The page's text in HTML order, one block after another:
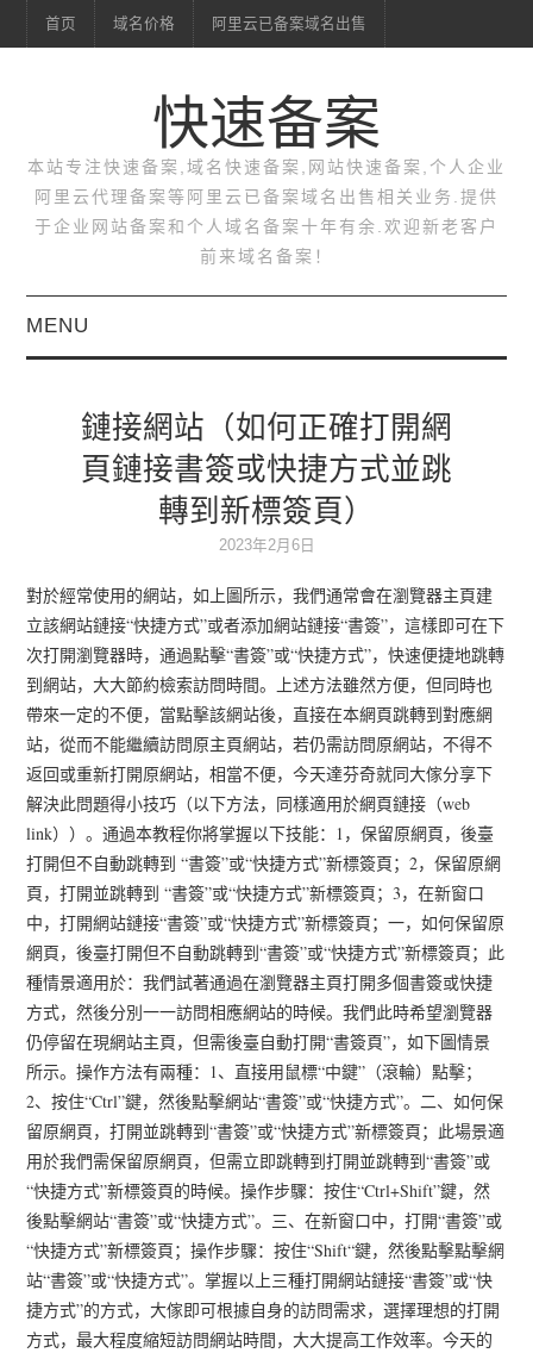
首页 域名价格 阿里云已备案域名出售
快速备案
本站专注快速备案,域名快速备案,网站快速备案,个人企业
阿里云代理备案等阿里云已备案域名出售相关业务.提供
于企业网站备案和个人域名备案十年有余.欢迎新老客户
前来域名备案！
MENU
域名价格
阿里云已备案域名出售
鏈接網站（如何正確打開網
頁鏈接書簽或快捷方式並跳
轉到新標簽頁）
2023年2月6日
對於經常使用的網站，如上圖所示，我們通常會在瀏覽器主頁建
立該網站鏈接“快捷方式”或者添加網站鏈接“書簽”，這樣即可在下
次打開瀏覽器時，通過點擊“書簽”或“快捷方式”，快速便捷地跳轉
到網站，大大節約檢索訪問時間。上述方法雖然方便，但同時也
帶來一定的不便，當點擊該網站後，直接在本網頁跳轉到對應網
站，從而不能繼續訪問原主頁網站，若仍需訪問原網站，不得不
返回或重新打開原網站，相當不便，今天達芬奇就同大傢分享下
解決此問題得小技巧（以下方法，同樣適用於網頁鏈接（web
link））。通過本教程你將掌握以下技能：1，保留原網頁，後臺
打開但不自動跳轉到 “書簽”或“快捷方式”新標簽頁；2，保留原網
頁，打開並跳轉到 “書簽”或“快捷方式”新標簽頁；3，在新窗口
中，打開網站鏈接“書簽”或“快捷方式”新標簽頁；一，如何保留原
網頁，後臺打開但不自動跳轉到“書簽”或“快捷方式”新標簽頁；此
種情景適用於：我們試著通過在瀏覽器主頁打開多個書簽或快捷
方式，然後分別一一訪問相應網站的時候。我們此時希望瀏覽器
仍停留在現網站主頁，但需後臺自動打開“書簽頁”，如下圖情景
所示。操作方法有兩種：1、直接用鼠標“中鍵”（滾輪）點擊；
2、按住“Ctrl”鍵，然後點擊網站“書簽”或“快捷方式”。二、如何保
留原網頁，打開並跳轉到“書簽”或“快捷方式”新標簽頁；此場景適
用於我們需保留原網頁，但需立即跳轉到打開並跳轉到“書簽”或
“快捷方式”新標簽頁的時候。操作步驟：按住“Ctrl+Shift”鍵，然
後點擊網站“書簽”或“快捷方式”。三、在新窗口中，打開“書簽”或
“快捷方式”新標簽頁；操作步驟：按住“Shift“鍵，然後點擊點擊網
站“書簽”或“快捷方式”。掌握以上三種打開網站鏈接“書簽”或“快
捷方式”的方式，大傢即可根據自身的訪問需求，選擇理想的打開
方式，最大程度縮短訪問網站時間，大大提高工作效率。今天的